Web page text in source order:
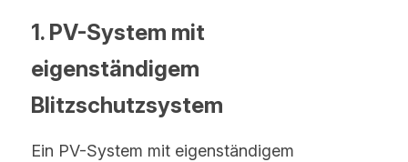
1. PV-System mit
eigenständigem
Blitzschutzsystem
Ein PV-System mit eigenständigem